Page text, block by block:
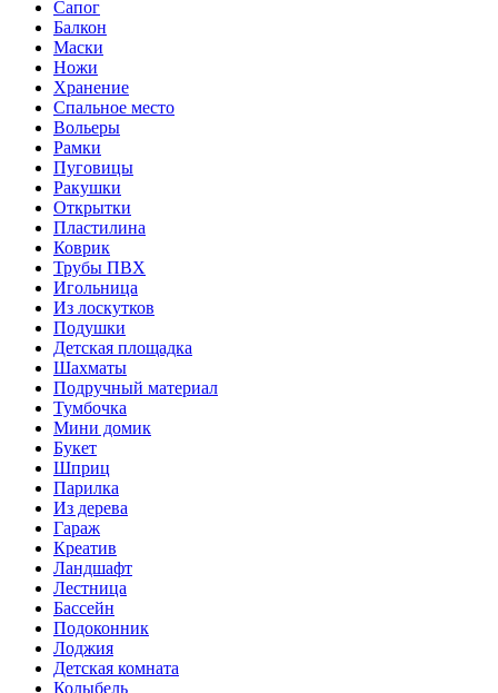
Сапог
Балкон
Маски
Ножи
Хранение
Спальное место
Вольеры
Рамки
Пуговицы
Ракушки
Открытки
Пластилина
Коврик
Трубы ПВХ
Игольница
Из лоскутков
Подушки
Детская площадка
Шахматы
Подручный материал
Тумбочка
Мини домик
Букет
Шприц
Парилка
Из дерева
Гараж
Креатив
Ландшафт
Лестница
Бассейн
Подоконник
Лоджия
Детская комната
Колыбель